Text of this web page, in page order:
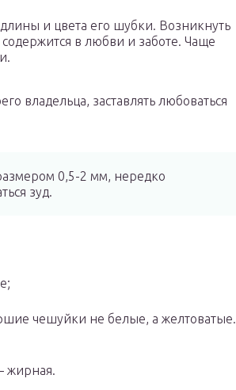
и цвета его шубки. Возникнуть
в любви и заботе. Чаще
владельца, заставлять любоваться
0,5-2 мм, нередко
зуд.
чешуйки не белые, а желтоватые.
жирная.